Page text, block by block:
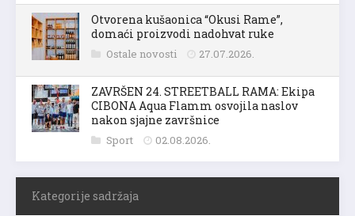
Otvorena kušaonica “Okusi Rame”,
domaći proizvodi nadohvat ruke
Ostale novosti 27.07.2026.
ZAVRŠEN 24. STREETBALL RAMA: Ekipa
CIBONA Aqua Flamm osvojila naslov
nakon sjajne završnice
Sport 02.08.2026.
Kategorije sadržaja